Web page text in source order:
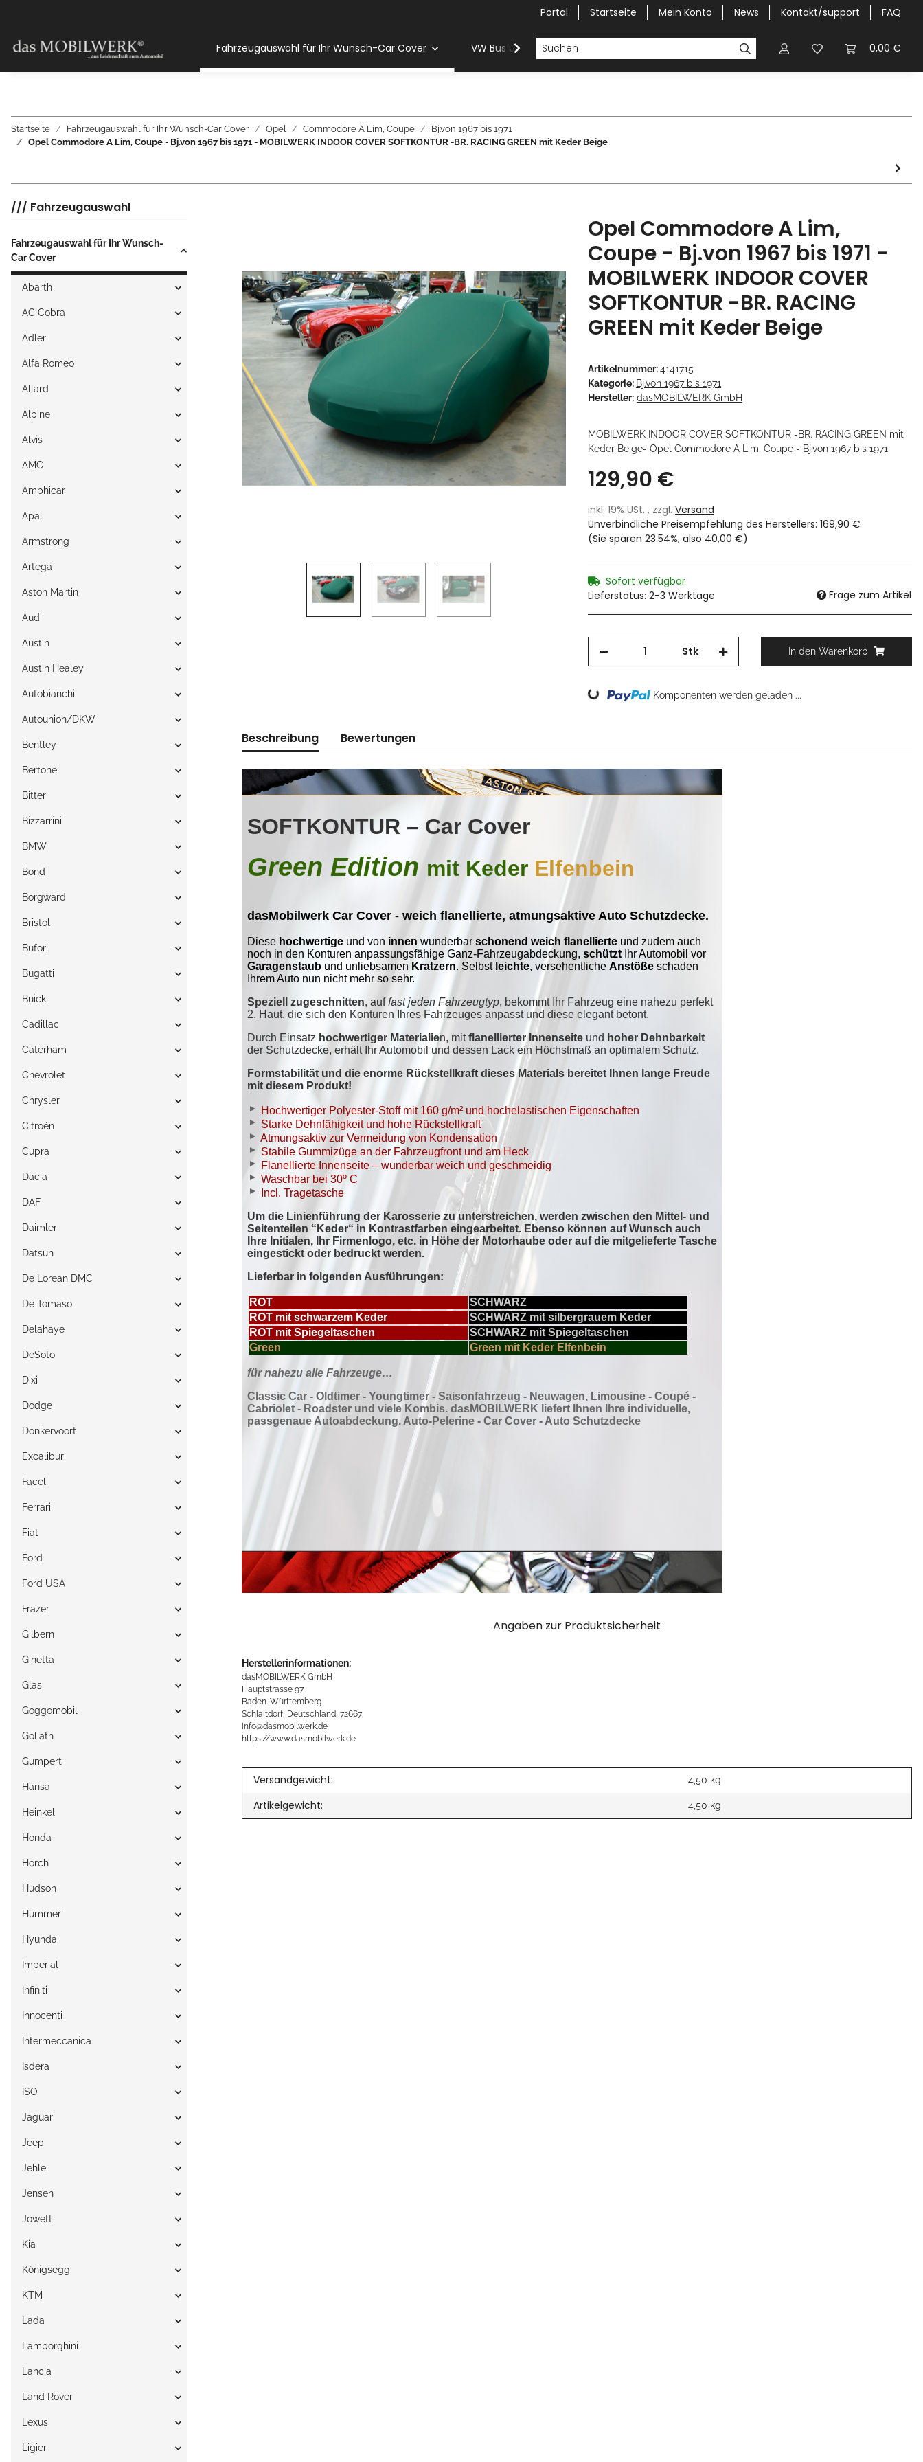
Portal Startseite Mein Konto News Kontakt/support FAQ
0,00 €
Fahrzeugauswahl für Ihr Wunsch-Car Cover VW Bus und Van Car Cover Halbgaragen / Kapuzen nach
Startseite Fahrzeugauswahl für Ihr Wunsch-Car Cover Opel Commodore A Lim, Coupe
Bj.von 1967 bis 1971
Opel Commodore A Lim, Coupe - Bj.von 1967 bis 1971 - MOBILWERK INDOOR COVER SOFTKONTUR -BR. RACING GREEN mit Keder Beige
Opel Commodore A Lim,
Coupe - Bj.von 1967 bis 1971 -
MOBILWERK INDOOR COVER
SOFTKONTUR -BR. RACING
GREEN mit Keder Beige
Artikelnummer:4141715
Kategorie: Bj.von 1967 bis 1971
Hersteller: dasMOBILWERK GmbH
MOBILWERK INDOOR COVER SOFTKONTUR -BR. RACING GREEN mit
Keder Beige- Opel Commodore A Lim, Coupe - Bj.von 1967 bis 1971
129,90 €
inkl. 19% USt. , zzgl. Versand
Unverbindliche Preisempfehlung des Herstellers: 169,90 €
(Sie sparen 23.54%, also 40,00 €)
Sofort verfügbar
Lieferstatus: 2-3 Werktage
Frage zum Artikel
Stk In den Warenkorb
Loading... Komponenten werden geladen ...
Beschreibung Bewertungen
Angaben zur Produktsicherheit
Herstellerinformationen:
dasMOBILWERK GmbH
Hauptstrasse 97
Baden-Württemberg
Schlaitdorf, Deutschland, 72667
info@dasmobilwerk.de
https://www.dasmobilwerk.de
Versandgewicht: 4,50 kg
Artikelgewicht: 4,50 kg
/// Fahrzeugauswahl
Fahrzeugauswahl für Ihr Wunsch-
Car Cover
Abarth
AC Cobra
Adler
Alfa Romeo
Allard
Alpine
Alvis
AMC
Amphicar
Apal
Armstrong
Artega
Aston Martin
Audi
Austin
Austin Healey
Autobianchi
Autounion/DKW
Bentley
Bertone
Bitter
Bizzarrini
BMW
Bond
Borgward
Bristol
Bufori
Bugatti
Buick
Cadillac
Caterham
Chevrolet
Chrysler
Citroén
Cupra
Dacia
DAF
Daimler
Datsun
De Lorean DMC
De Tomaso
Delahaye
DeSoto
Dixi
Dodge
Donkervoort
Excalibur
Facel
Ferrari
Fiat
Ford
Ford USA
Frazer
Gilbern
Ginetta
Glas
Goggomobil
Goliath
Gumpert
Hansa
Heinkel
Honda
Horch
Hudson
Hummer
Hyundai
Imperial
Infiniti
Innocenti
Intermeccanica
Isdera
ISO
Jaguar
Jeep
Jehle
Jensen
Jowett
Kia
Königsegg
KTM
Lada
Lamborghini
Lancia
Land Rover
Lexus
Ligier